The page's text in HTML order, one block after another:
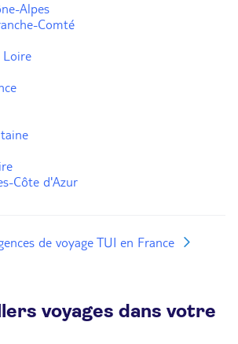
Alpes
Comté
Loire
Côte d'Azur
de voyage TUI en France
voyages dans votre